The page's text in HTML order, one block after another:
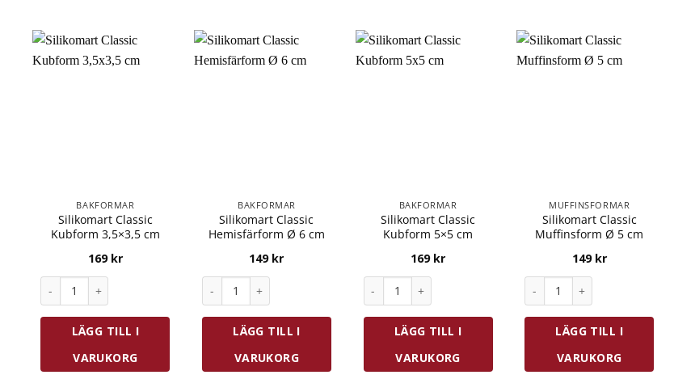
BAKFORMAR
Silikomart Classic
Kubform 3,5×3,5 cm
169 kr
Silikomart Classic Kubform 3,5x3,5 cm mängd
LÄGG TILL I
VARUKORG
BAKFORMAR
Silikomart Classic
Hemisfärform Ø 6 cm
149 kr
Silikomart Classic Hemisfärform Ø 6 cm mängd
LÄGG TILL I
VARUKORG
BAKFORMAR
Silikomart Classic
Kubform 5×5 cm
169 kr
Silikomart Classic Kubform 5x5 cm mängd
LÄGG TILL I
VARUKORG
MUFFINSFORMAR
Silikomart Classic
Muffinsform Ø 5 cm
149 kr
Silikomart Classic
LÄGG TILL I
VARUKORG